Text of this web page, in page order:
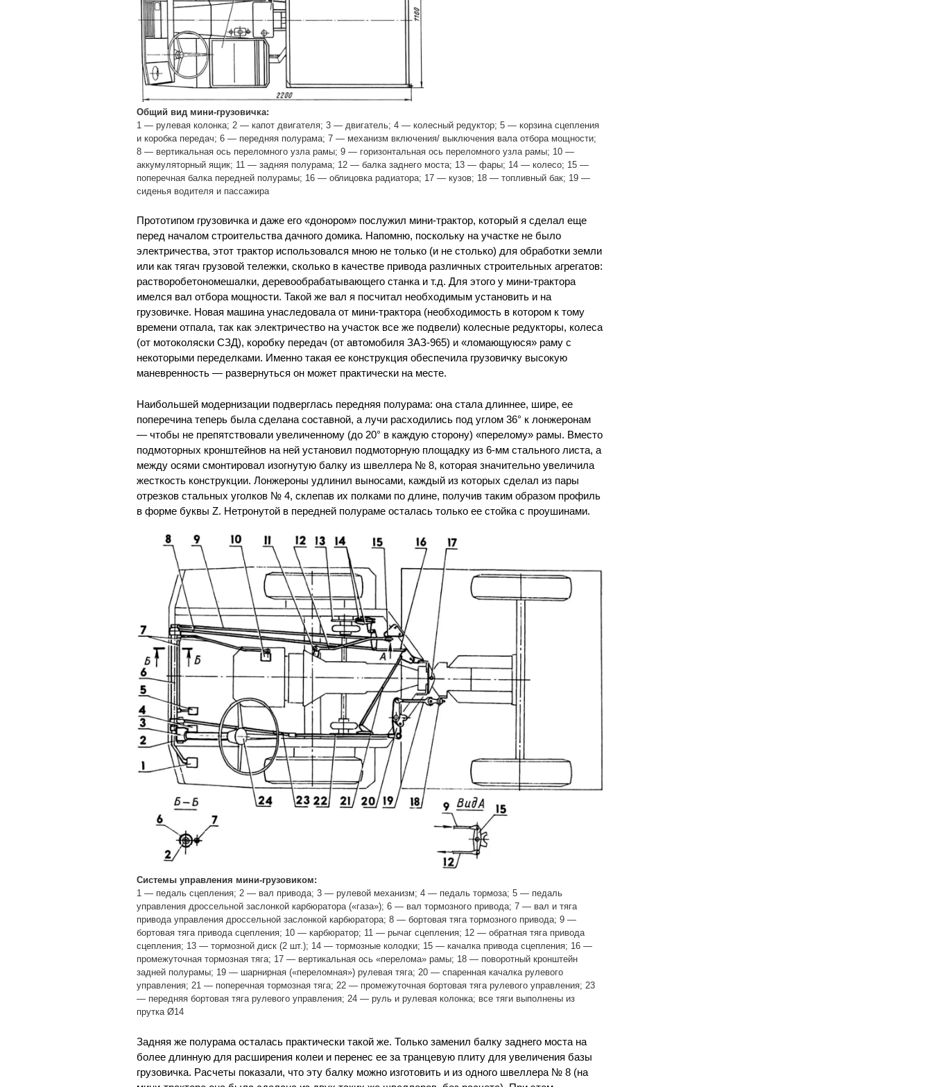
Общий вид мини-грузовичка:
1 — рулевая колонка; 2 — капот двигателя; 3 — двигатель; 4 — колесный редуктор; 5 — корзина сцепления
и коробка передач; 6 — передняя полурама; 7 — механизм включения/ выключения вала отбора мощности;
8 — вертикальная ось переломного узла рамы; 9 — горизонтальная ось переломного узла рамы; 10 —
аккумуляторный ящик; 11 — задняя полурама; 12 — балка заднего моста; 13 — фары; 14 — колесо; 15 —
поперечная балка передней полурамы; 16 — облицовка радиатора; 17 — кузов; 18 — топливный бак; 19 —
сиденья водителя и пассажира
Прототипом грузовичка и даже его «донором» послужил мини-трактор, который я сделал еще
перед началом строительства дачного домика. Напомню, поскольку на участке не было
электричества, этот трактор использовался мною не только (и не столько) для обработки земли
или как тягач грузовой тележки, сколько в качестве привода различных строительных агрегатов:
растворобетономешалки, деревообрабатывающего станка и т.д. Для этого у мини-трактора
имелся вал отбора мощности. Такой же вал я посчитал необходимым установить и на
грузовичке. Новая машина унаследовала от мини-трактора (необходимость в котором к тому
времени отпала, так как электричество на участок все же подвели) колесные редукторы, колеса
(от мотоколяски СЗД), коробку передач (от автомобиля ЗАЗ-965) и «ломающуюся» раму с
некоторыми переделками. Именно такая ее конструкция обеспечила грузовичку высокую
маневренность — развернуться он может практически на месте.
Наибольшей модернизации подверглась передняя полурама: она стала длиннее, шире, ее
поперечина теперь была сделана составной, а лучи расходились под углом 36° к лонжеронам
— чтобы не препятствовали увеличенному (до 20° в каждую сторону) «перелому» рамы. Вместо
подмоторных кронштейнов на ней установил подмоторную площадку из 6-мм стального листа, а
между осями смонтировал изогнутую балку из швеллера № 8, которая значительно увеличила
жесткость конструкции. Лонжероны удлинил выносами, каждый из которых сделал из пары
отрезков стальных уголков № 4, склепав их полками по длине, получив таким образом профиль
в форме буквы Z. Нетронутой в передней полураме осталась только ее стойка с проушинами.
Системы управления мини-грузовиком:
1 — педаль сцепления; 2 — вал привода; 3 — рулевой механизм; 4 — педаль тормоза; 5 — педаль
управления дроссельной заслонкой карбюратора («газа»); 6 — вал тормозного привода; 7 — вал и тяга
привода управления дроссельной заслонкой карбюратора; 8 — бортовая тяга тормозного привода; 9 —
бортовая тяга привода сцепления; 10 — карбюратор; 11 — рычаг сцепления; 12 — обратная тяга привода
сцепления; 13 — тормозной диск (2 шт.); 14 — тормозные колодки; 15 — качалка привода сцепления; 16 —
промежуточная тормозная тяга; 17 — вертикальная ось «перелома» рамы; 18 — поворотный кронштейн
задней полурамы; 19 — шарнирная («переломная») рулевая тяга; 20 — спаренная качалка рулевого
управления; 21 — поперечная тормозная тяга; 22 — промежуточная бортовая тяга рулевого управления; 23
— передняя бортовая тяга рулевого управления; 24 — руль и рулевая колонка; все тяги выполнены из
прутка Ø14
Задняя же полурама осталась практически такой же. Только заменил балку заднего моста на
более длинную для расширения колеи и перенес ее за транцевую плиту для увеличения базы
грузовичка. Расчеты показали, что эту балку можно изготовить и из одного швеллера № 8 (на